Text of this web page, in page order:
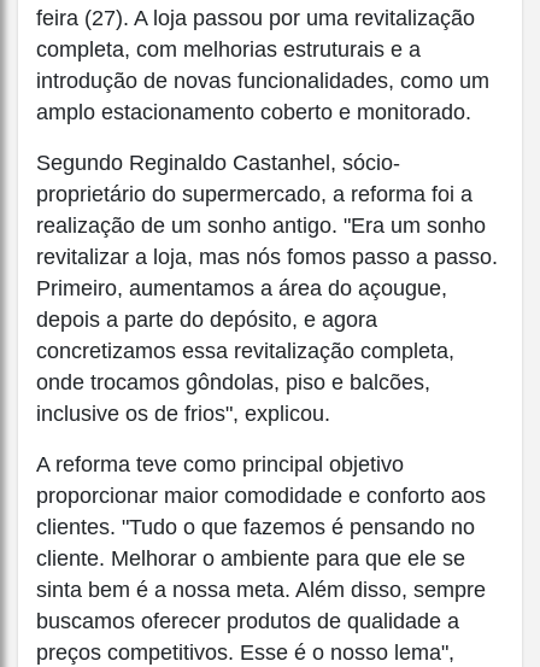
feira (27). A loja passou por uma revitalização
completa, com melhorias estruturais e a
introdução de novas funcionalidades, como um
amplo estacionamento coberto e monitorado.
Segundo Reginaldo Castanhel, sócio-
proprietário do supermercado, a reforma foi a
realização de um sonho antigo. "Era um sonho
revitalizar a loja, mas nós fomos passo a passo.
Primeiro, aumentamos a área do açougue,
depois a parte do depósito, e agora
concretizamos essa revitalização completa,
onde trocamos gôndolas, piso e balcões,
inclusive os de frios", explicou.
A reforma teve como principal objetivo
proporcionar maior comodidade e conforto aos
clientes. "Tudo o que fazemos é pensando no
cliente. Melhorar o ambiente para que ele se
sinta bem é a nossa meta. Além disso, sempre
buscamos oferecer produtos de qualidade a
preços competitivos. Esse é o nosso lema",